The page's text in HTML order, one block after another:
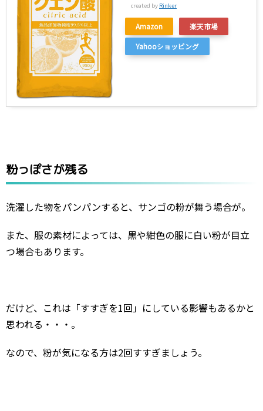
created by Rinker
Amazon
楽天市場
Yahooショッピング
粉っぽさが残る
洗濯した物をパンパンすると、サンゴの粉が舞う場合が。
また、服の素材によっては、黒や紺色の服に白い粉が目立
つ場合もあります。
だけど、これは「すすぎを1回」にしている影響もあるかと
思われる・・・。
なので、粉が気になる方は2回すすぎましょう。